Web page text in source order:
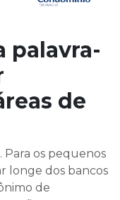
palavra-
de
Para os pequenos
longe dos bancos
de